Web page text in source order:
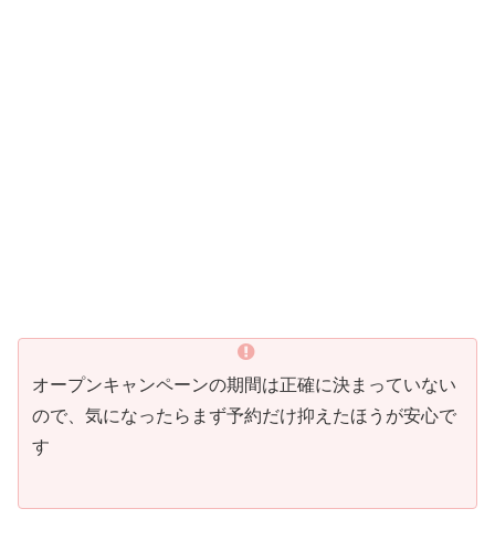
オープンキャンペーンの期間は正確に決まっていない
ので、気になったらまず予約だけ抑えたほうが安心で
す